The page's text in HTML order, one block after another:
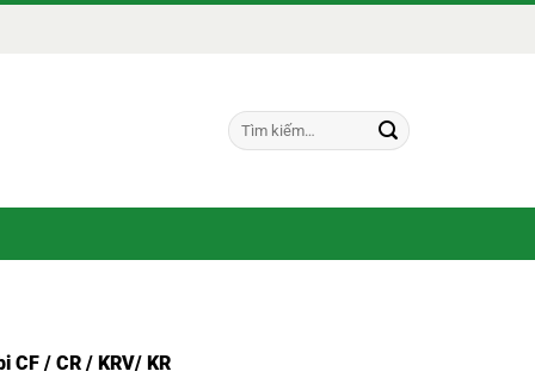
Tìm
kiếm:
CF / CR / KRV/ KR